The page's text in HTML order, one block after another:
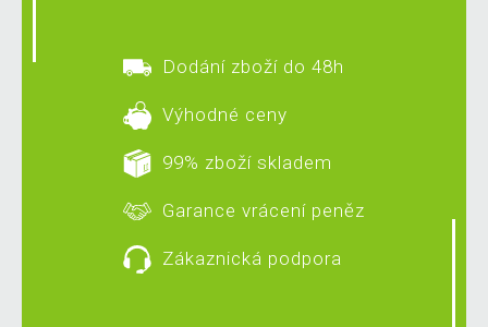
Dodání zboží do 48h
Výhodné ceny
99% zboží skladem
Garance vrácení peněz
Zákaznická podpora